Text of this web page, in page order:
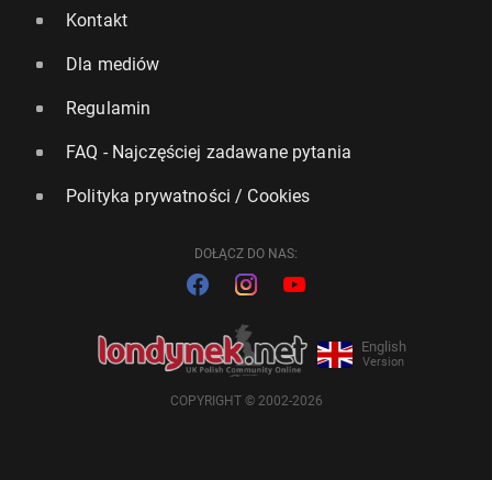
Kontakt
Dla mediów
Regulamin
FAQ - Najczęściej zadawane pytania
Polityka prywatności / Cookies
DOŁĄCZ DO NAS:
English
Version
COPYRIGHT © 2002-2026